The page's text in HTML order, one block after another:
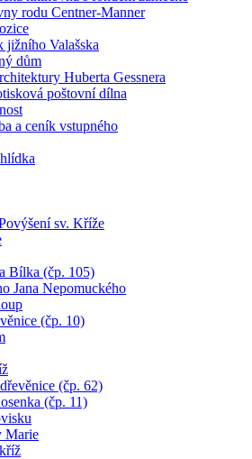
rodu Centner-Manner
jižního Valašska
dům
Huberta Gessnera
poštovní dílna
a ceník vstupného
sv. Kříže
Bílka (čp. 105)
Jana Nepomuckého
(čp. 10)
(čp. 62)
(čp. 11)
Marie